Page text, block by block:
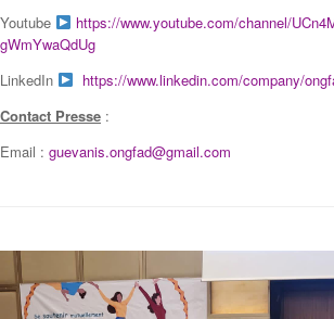
Youtube
https://www.youtube.com/channel/
gWmYwaQdUg
LinkedIn
https://www.linkedin.com/company/
Contact Presse :
Email : guevanis.ongfad@gmail.com